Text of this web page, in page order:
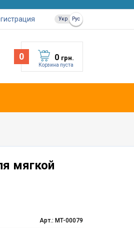
Укр Рус
0 0 грн.
Корзина пуста
мягкой
Арт.: MT-00079